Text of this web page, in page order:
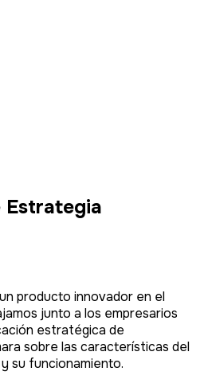
Estrategia
producto innovador en el
junto a los empresarios
estratégica de
sobre las características del
su funcionamiento.